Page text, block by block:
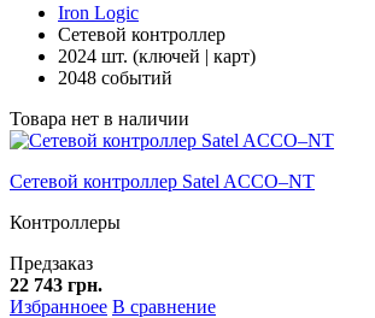
Iron Logic
Сетевой контроллер
2024 шт. (ключей | карт)
2048 событий
Товара нет в наличии
Сетевой контроллер Satel ACCO–NT
Контроллеры
Предзаказ
22 743 грн.
Избранноее В сравнение